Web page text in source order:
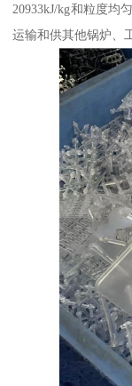
20933kJ/kg和粒度均
运输和供其他锅炉、